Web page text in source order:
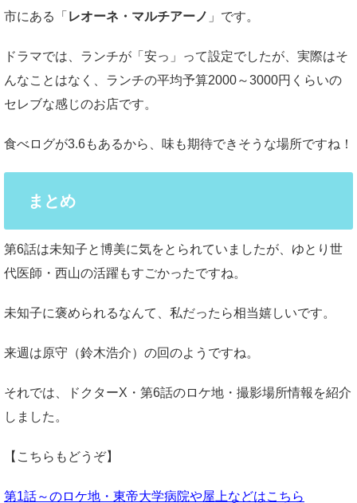
市にある「 レオーネ・マルチアーノ 」です。
ドラマでは、ランチが「安っ」って設定でしたが、実際はそ
んなことはなく、ランチの平均予算2000～3000円くらいの
セレブな感じのお店です。
食べログが3.6もあるから、味も期待できそうな場所ですね！
まとめ
第6話は未知子と博美に気をとられていましたが、ゆとり世
代医師・西山の活躍もすごかったですね。
未知子に褒められるなんて、私だったら相当嬉しいです。
来週は原守（鈴木浩介）の回のようですね。
それでは、ドクターX・第6話のロケ地・撮影場所情報を紹介
しました。
【こちらもどうぞ】
第1話～のロケ地・東帝大学病院や屋上などはこちら